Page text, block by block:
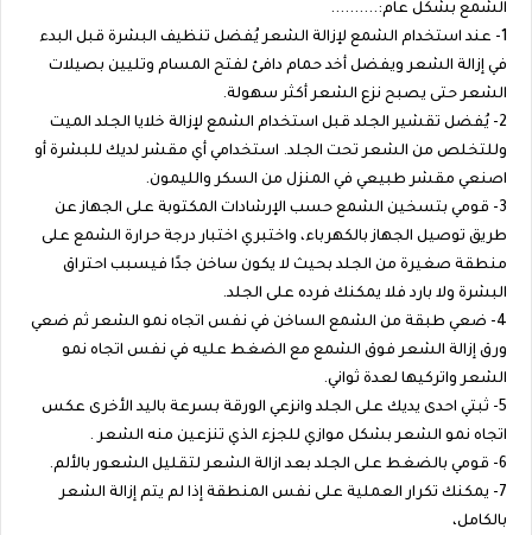
الشمع بشكل عام:..........
1- عند استخدام الشمع لإزالة الشعر يُفضل تنظيف البشرة قبل البدء
في إزالة الشعر ويفضل أخد حمام دافئ لفتح المسام وتليين بصيلات
الشعر حتى يصبح نزع الشعر أكثر سهولة.
2- يُفضل تقشير الجلد قبل استخدام الشمع لإزالة خلايا الجلد الميت
وللتخلص من الشعر تحت الجلد. استخدامي أي مقشر لديك للبشرة أو
اصنعي مقشر طبيعي في المنزل من السكر والليمون.
3- قومي بتسخين الشمع حسب الإرشادات المكتوبة على الجهاز عن
طريق توصيل الجهاز بالكهرباء، واختبري اختبار درجة حرارة الشمع على
منطقة صغيرة من الجلد بحيث لا يكون ساخن جدًا فيسبب احتراق
البشرة ولا بارد فلا يمكنك فرده على الجلد.
4- ضعي طبقة من الشمع الساخن في نفس اتجاه نمو الشعر ثم ضعي
ورق إزالة الشعر فوق الشمع مع الضغط عليه في نفس اتجاه نمو
الشعر واتركيها لعدة ثواني.
5- ثبتي احدى يديك على الجلد وانزعي الورقة بسرعة باليد الأخرى عكس
اتجاه نمو الشعر بشكل موازي للجزء الذي تنزعين منه الشعر .
6- قومي بالضغط على الجلد بعد ازالة الشعر لتقليل الشعور بالألم.
7- يمكنك تكرار العملية على نفس المنطقة إذا لم يتم إزالة الشعر
بالكامل،